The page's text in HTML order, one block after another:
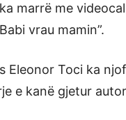
marrë me
vrau mamin”.
Eleonor Toci ka
e kanë gjetur